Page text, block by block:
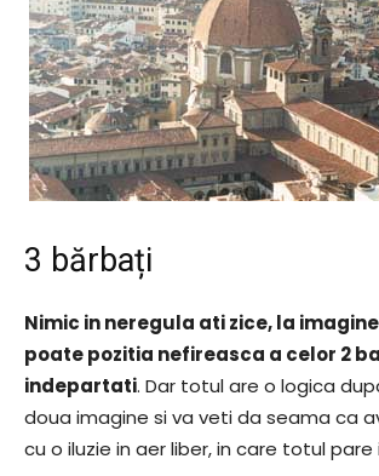
3 bărbați
Nimic in neregula ati zice, la
poate pozitia nefireasca a celor 2
indepartati. Dar totul are o logica
doua imagine si va veti da seama ca
cu o iluzie in aer liber, in care totul pare